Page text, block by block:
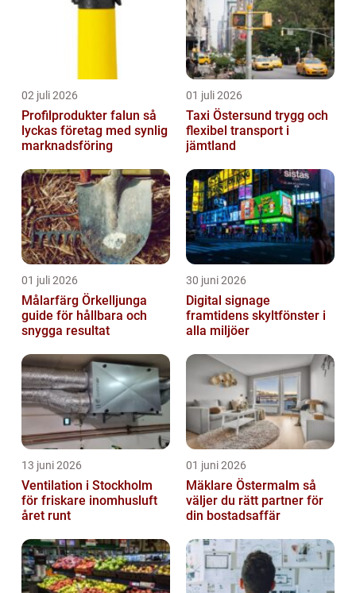
02 juli 2026
Profilprodukter falun så
lyckas företag med synlig
marknadsföring
01 juli 2026
Taxi Östersund trygg och
flexibel transport i
jämtland
01 juli 2026
Målarfärg Örkelljunga
guide för hållbara och
snygga resultat
30 juni 2026
Digital signage
framtidens skyltfönster i
alla miljöer
13 juni 2026
Ventilation i Stockholm
för friskare inomhusluft
året runt
01 juni 2026
Mäklare Östermalm så
väljer du rätt partner för
din bostadsaffär